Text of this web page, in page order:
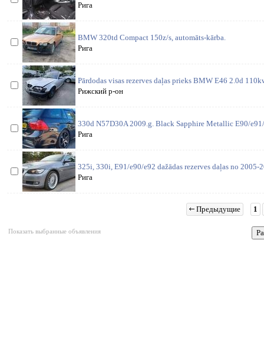
Рига
BMW 320td Compact 150z/s, automāts-kārba.
Рига
Pārdodas visas rezerves daļas prieks BMW E46 2.0d
Рижский р-он
330d N57D30A 2009.g. Black Sapphire Metallic E90/e91/
Рига
325i, 330i, E91/e90/e92 dažādas rezerves daļas no 2005-
Рига
Предыдущие 1
Показать выбранные объявления